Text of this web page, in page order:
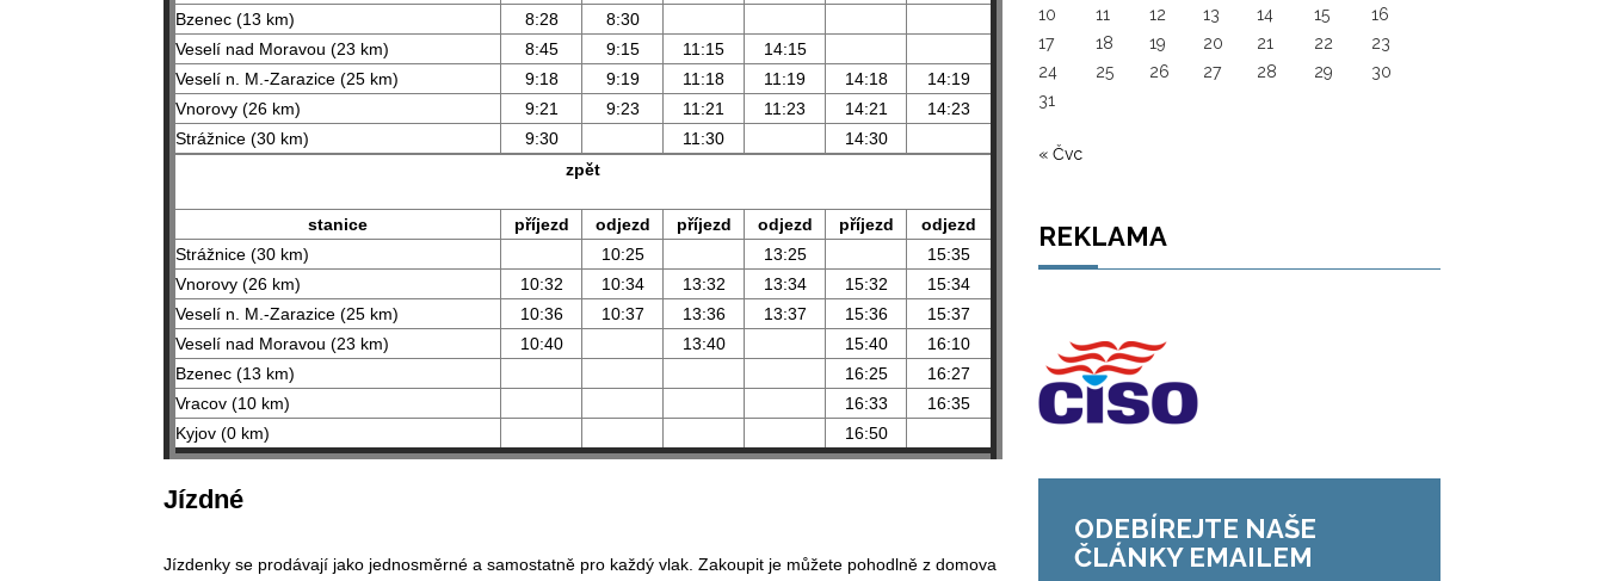
Bzenec (13 km)
8:28
8:30
Veselí nad Moravou (23 km)
8:45 9:15 11:15
14:15
Veselí n. M.-Zarazice (25 km)
9:18 9:19 11:18 11:19 14:18
14:19
Vnorovy (26 km)
9:21 9:23 11:21 11:23 14:21
14:23
Strážnice (30 km)
9:30 11:30
14:30
zpět
stanice příjezd odjezd příjezd odjezd příjezd
odjezd
Strážnice (30 km)
10:25 13:25
15:35
Vnorovy (26 km)
10:32 10:34 13:32 13:34 15:32
15:34
Veselí n. M.-Zarazice (25 km)
10:36 10:37 13:36 13:37 15:36
15:37
Veselí nad Moravou (23 km)
10:40 13:40 15:40
16:10
Bzenec (13 km)
16:25
16:27
Vracov (10 km)
16:33
16:35
Kyjov (0 km)
16:50
Jízdné
Jízdenky se prodávají jako jednosměrné a samostatně pro každý vlak. Zakoupit je můžete pohodlně z domova
10
11 12 13 14 15
16
17
18 19 20 21 22
23
24
25 26 27 28 29
30
31
« Čvc
REKLAMA
ODEBÍREJTE NAŠE
ČLÁNKY EMAILEM